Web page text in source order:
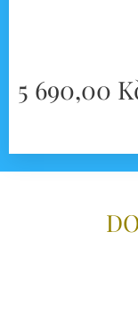
5 690,00